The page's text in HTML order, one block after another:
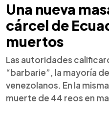
Una nueva
cárcel de
muertos
Las autoridades
“barbarie”, la mayoría
venezolanos. En la
muerte de 44 reos en